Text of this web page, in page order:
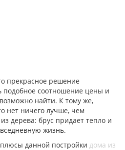
прекрасное решение
подобное соотношение цены и
найти. К тому же,
нет ничего лучше, чем
дерева: брус придает тепло и
жизнь.
данной постройки дома из